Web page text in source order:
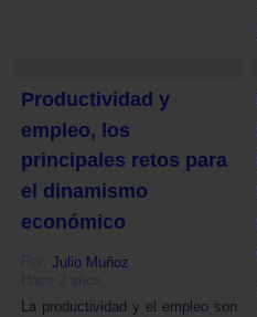
Productividad y
empleo, los
principales retos para
el dinamismo
económico
Julio Muñoz
La productividad y el empleo son